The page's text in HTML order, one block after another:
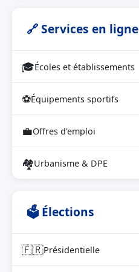
🔗 Services en ligne
🎓Écoles et établissements
⚽Équipements sportifs
💼Offres d'emploi
🏘Urbanisme & DPE
🗳 Élections
🇫🇷Présidentielle